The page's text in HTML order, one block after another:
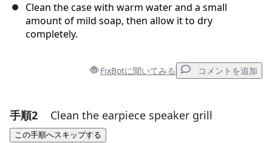
Clean the case with warm water and a small
amount of mild soap, then allow it to dry
completely.
FixBotに聞いてみる コメントを追加
コメントを追加
手順2 Clean the earpiece speaker grill
この手順へスキップする